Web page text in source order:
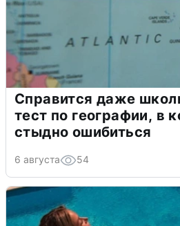
Справится даже
тест по географии, в
стыдно ошибиться
6 августа 54